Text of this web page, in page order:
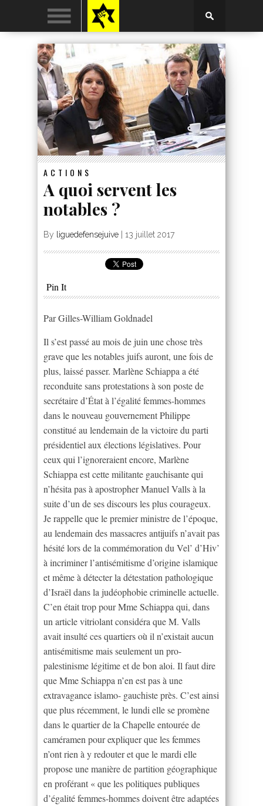
ACTIONS
A quoi servent les
notables ?
By liguedefensejuive 13 juillet 2017
Pin It
Par Gilles-William Goldnadel
Il s’est passé au mois de juin une chose très
grave que les notables juifs auront, une fois de
plus, laissé passer. Marlène Schiappa a été
reconduite sans protestations à son poste de
secrétaire d’État à l’égalité femmes-hommes
dans le nouveau gouvernement Philippe
constitué au lendemain de la victoire du parti
présidentiel aux élections législatives. Pour
ceux qui l’ignoreraient encore, Marlène
Schiappa est cette militante gauchisante qui
n’hésita pas à apostropher Manuel Valls à la
suite d’un de ses discours les plus courageux.
Je rappelle que le premier ministre de l’époque,
au lendemain des massacres antijuifs n’avait pas
hésité lors de la commémoration du Vel’ d’Hiv’
à incriminer l’antisémitisme d’origine islamique
et même à détecter la détestation pathologique
d’Israël dans la judéophobie criminelle actuelle.
C’en était trop pour Mme Schiappa qui, dans
un article vitriolant considéra que M. Valls
avait insulté ces quartiers où il n’existait aucun
antisémitisme mais seulement un pro-
palestinisme légitime et de bon aloi. Il faut dire
que Mme Schiappa n’en est pas à une
extravagance islamo- gauchiste près. C’est ainsi
que plus récemment, le lundi elle se promène
dans le quartier de la Chapelle entourée de
caméramen pour expliquer que les femmes
n’ont rien à y redouter et que le mardi elle
propose une manière de partition géographique
en proférant « que les politiques publiques
d’égalité femmes-hommes doivent être adaptées